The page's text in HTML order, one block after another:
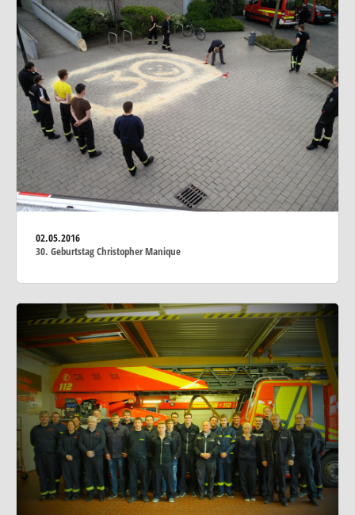
02.05.2016
30. Geburtstag Christopher Manique